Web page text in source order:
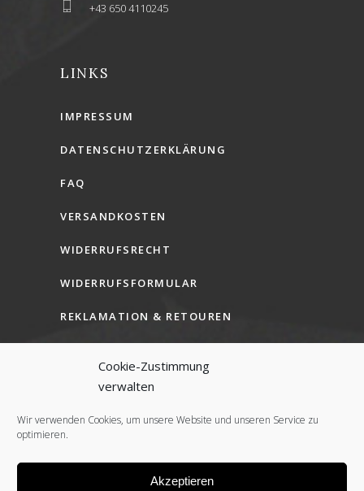
Cookie-Zustimmung
verwalten
Wir verwenden Cookies, um unsere Website und unseren Service zu
optimieren.
Akzeptieren
+43 650 4110245
LINKS
IMPRESSUM
DATENSCHUTZERKLÄRUNG
FAQ
VERSANDKOSTEN
WIDERRUFSRECHT
WIDERRUFSFORMULAR
REKLAMATION & RETOUREN
AGB (B2B)
COOKIE-RICHTLINIE (EU)